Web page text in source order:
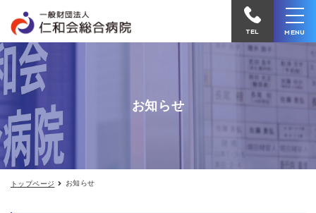
せ
病
院
電
TEL MENU
お知らせ
トップページ お知らせ